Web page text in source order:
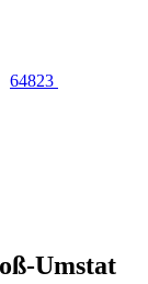
64823
Umstat